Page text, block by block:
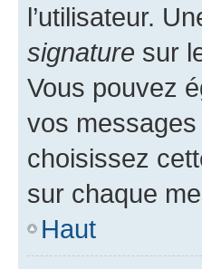
l’utilisateur.
signature sur
Vous pouvez
vos
choisissez
sur chaque
Haut